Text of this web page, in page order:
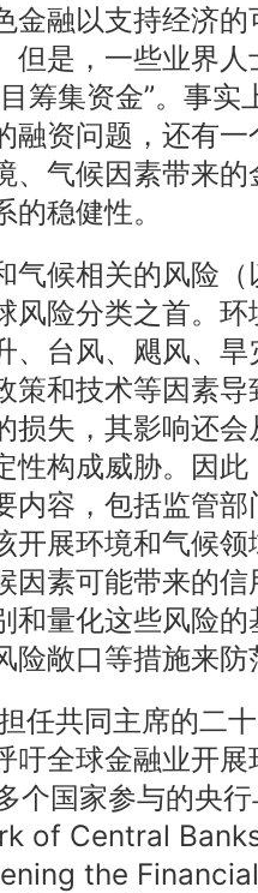
金融以支持经济
但是，一些业界
筹集资金”。事实
融资问题，还有
、气候因素带来
稳健性。
气候相关的风险
风险分类之首。
、台风、飓风、
策和技术等因素
损失，其影响还
性构成威胁。因
内容，包括监管
开展环境和气候
因素可能带来的
和量化这些风险
险敞口等措施来
任共同主席的二
吁全球金融业开
个国家参与的央
of Central
the